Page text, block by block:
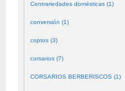
Contrariedades domésticas (1)
conversión (1)
coptos (3)
corsarios (7)
CORSARIOS BERBERISCOS (1)